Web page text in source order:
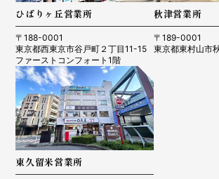
ひばりヶ丘営業所
〒188-0001
東京都西東京市谷戸町２丁目11-15
ファーストコンフォート1階
秋津営業所
〒189-0001
東京都東村山市
東久留米営業所